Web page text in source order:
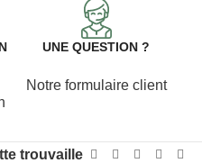
UNE QUESTION ?
Notre formulaire client
trouvaille